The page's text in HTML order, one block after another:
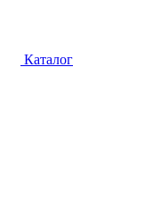
Каталог